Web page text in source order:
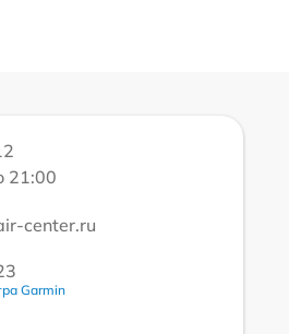
21:00
center.ru
Garmin